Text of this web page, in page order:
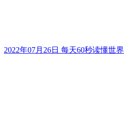
2022年07月26日 每天60秒读懂世界